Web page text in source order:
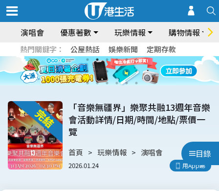
演唱會 優惠著數 玩樂情報 購物情報
熱門關鍵字： 公屋熱話 娛樂新聞 定期存款
目錄
「音樂無疆界」樂聚共融13週年音樂
會活動詳情/日期/時間/地點/票價一
覽
首頁 玩樂情報 演唱會
2026.01.24 用App睇